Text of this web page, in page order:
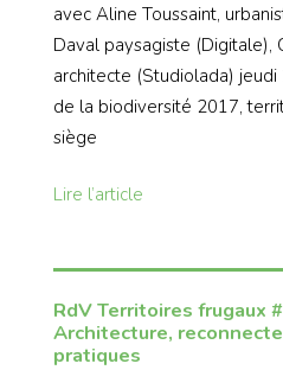
avec Aline Toussaint,
Daval paysagiste (Digitale),
architecte (Studiolada)
de la biodiversité 2017,
siège
Lire l’article
RdV Territoires frugaux
Architecture,
pratiques